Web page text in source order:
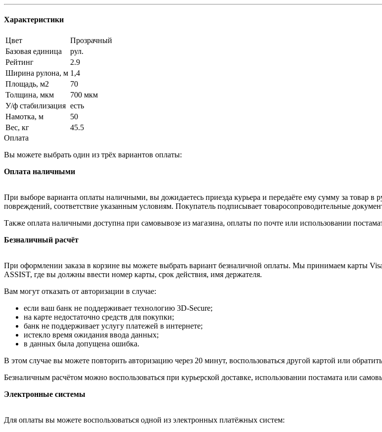
Характеристики
Цвет
Прозрачный
Базовая единица
рул.
Рейтинг
2.9
Ширина рулона, м 1,4
Площадь, м2
70
Толщина, мкм
700 мкм
У/ф стабилизация есть
Намотка, м
50
Вес, кг
45.5
Оплата
Вы можете выбрать один из трёх вариантов оплаты:
Оплата наличными
При выборе варианта оплаты наличными, вы дожидаетесь приезда курьера и передаёте ему сумму за товар в
повреждений, соответствие указанным условиям. Покупатель подписывает товаросопроводительные
Также оплата наличными доступна при самовывозе из магазина, оплаты по почте или использовании
Безналичный расчёт
При оформлении заказа в корзине вы можете выбрать вариант безналичной оплаты. Мы принимаем карты
ASSIST, где вы должны ввести номер карты, срок действия, имя держателя.
Вам могут отказать от авторизации в случае:
если ваш банк не поддерживает технологию 3D-Secure;
на карте недостаточно средств для покупки;
банк не поддерживает услугу платежей в интернете;
истекло время ожидания ввода данных;
в данных была допущена ошибка.
В этом случае вы можете повторить авторизацию через 20 минут, воспользоваться другой картой или
Безналичным расчётом можно воспользоваться при курьерской доставке, использовании постамата или
Электронные системы
Для оплаты вы можете воспользоваться одной из электронных платёжных систем: